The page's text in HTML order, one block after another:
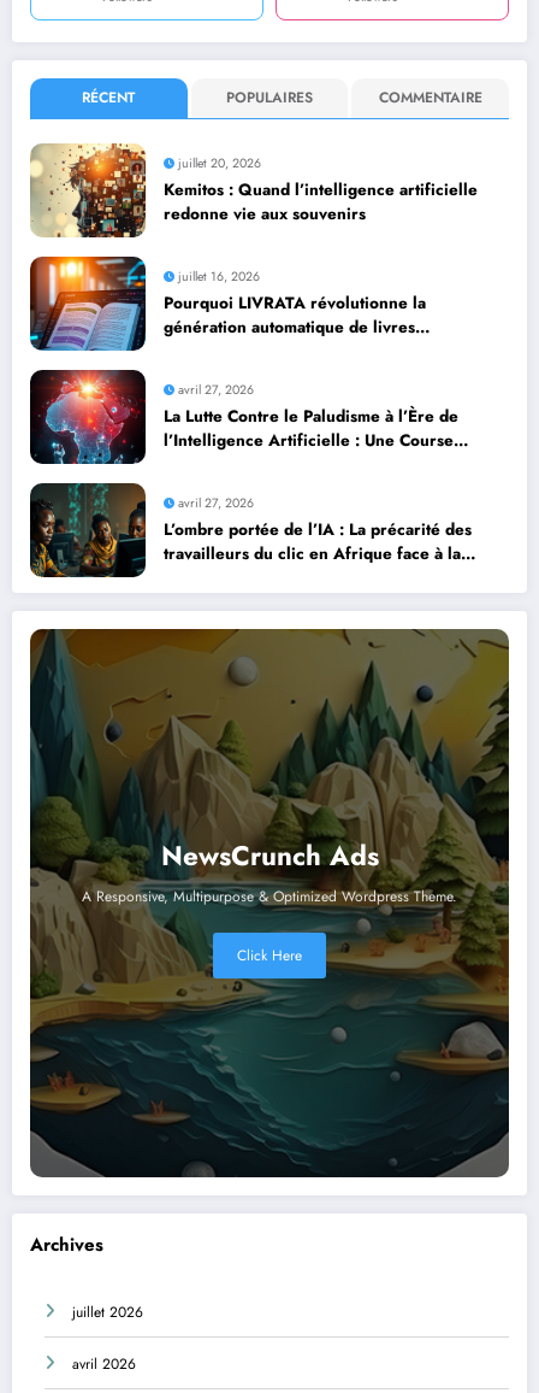
RÉCENT POPULAIRES COMMENTAIRE
juillet 20, 2026
Kemitos : Quand l’intelligence artificielle
redonne vie aux souvenirs
juillet 16, 2026
Pourquoi LIVRATA révolutionne la
génération automatique de livres
avril 27, 2026
La Lutte Contre le Paludisme à l’Ère de
l’Intelligence Artificielle : Une Course
avril 27, 2026
L’ombre portée de l’IA : La précarité des
travailleurs du clic en Afrique face à la
NewsCrunch Ads
A Responsive, Multipurpose & Optimized Wordpress Theme.
Click Here
Archives
juillet 2026
avril 2026